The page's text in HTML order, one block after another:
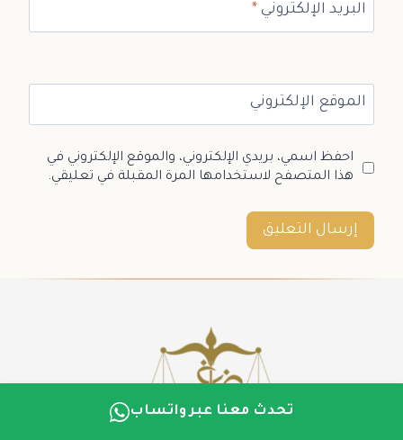
تحدث معنا عبر واتساب
البريد الإلكتروني *
الموقع الإلكتروني
احفظ اسمي، بريدي الإلكتروني، والموقع الإلكتروني في
هذا المتصفح لاستخدامها المرة المقبلة في تعليقي.